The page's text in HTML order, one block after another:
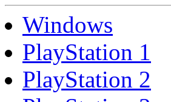
Windows
PlayStation 1
PlayStation 2